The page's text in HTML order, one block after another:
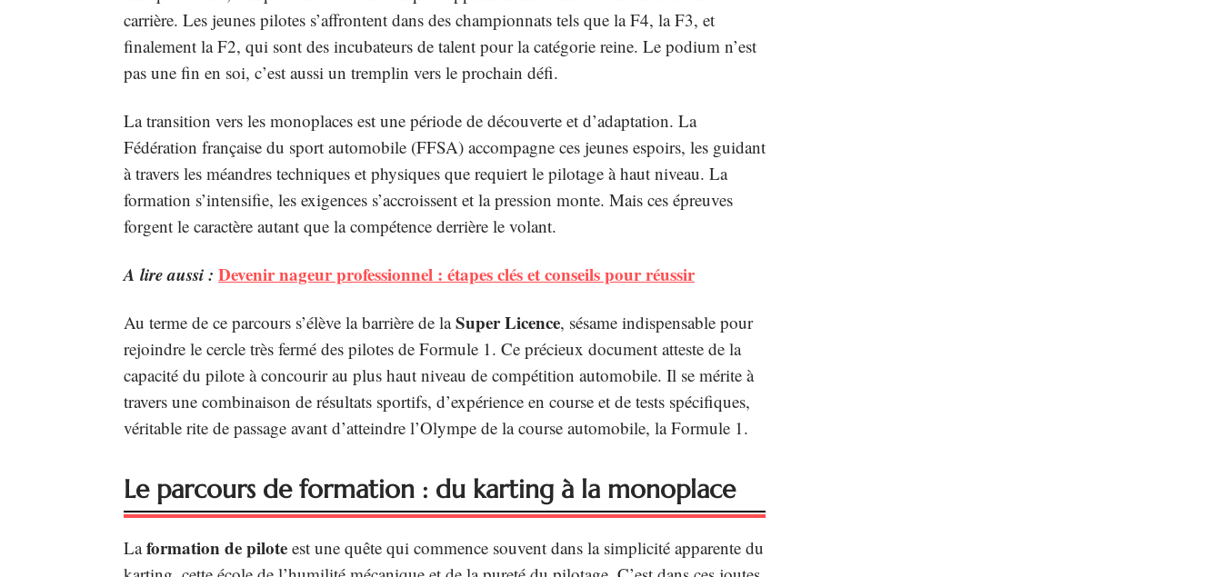
carrière. Les jeunes pilotes s’affrontent dans des championnats tels que la F4, la F3, et
finalement la F2, qui sont des incubateurs de talent pour la catégorie reine. Le podium n’est
pas une fin en soi, c’est aussi un tremplin vers le prochain défi.
La transition vers les monoplaces est une période de découverte et d’adaptation. La
Fédération française du sport automobile (FFSA) accompagne ces jeunes espoirs, les guidant
à travers les méandres techniques et physiques que requiert le pilotage à haut niveau. La
formation s’intensifie, les exigences s’accroissent et la pression monte. Mais ces épreuves
forgent le caractère autant que la compétence derrière le volant.
A lire aussi : Devenir nageur professionnel : étapes clés et conseils pour réussir
Au terme de ce parcours s’élève la barrière de laSuper Licence, sésame indispensable pour
rejoindre le cercle très fermé des pilotes de Formule 1. Ce précieux document atteste de la
capacité du pilote à concourir au plus haut niveau de compétition automobile. Il se mérite à
travers une combinaison de résultats sportifs, d’expérience en course et de tests spécifiques,
véritable rite de passage avant d’atteindre l’Olympe de la course automobile, la Formule 1.
Le parcours de formation : du karting à la monoplace
Laformation de pilote est une quête qui commence souvent dans la simplicité apparente du